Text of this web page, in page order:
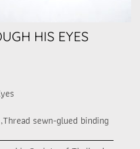
HIS EYES
sewn-glued binding